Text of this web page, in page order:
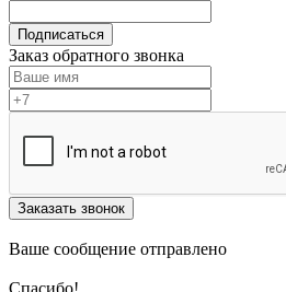
Подписаться
Заказ обратного звонка
Заказать звонок
Ваше сообщение отправлено
Спасибо!